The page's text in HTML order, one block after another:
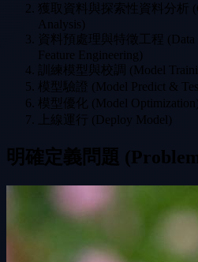
獲取資料與探索性資料分析
Analysis)
資料預處理與特徵工程 (Data
Feature Engineering)
訓練模型與校調 (Model
模型驗證 (Model Predict &
模型優化 (Model Optimization)
上線運行 (Deploy Model)
明確定義問題